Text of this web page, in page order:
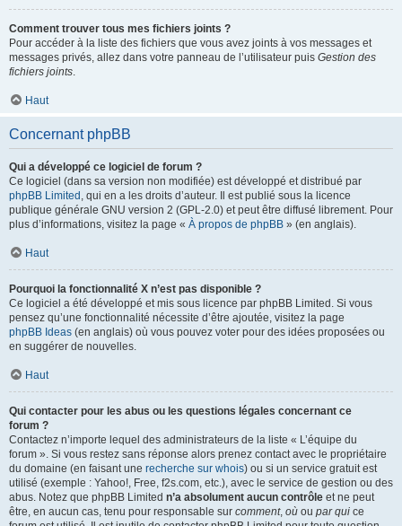
Comment trouver tous mes fichiers joints ?
Pour accéder à la liste des fichiers que vous avez joints à vos messages et
messages privés, allez dans votre panneau de l’utilisateur puis Gestion des
fichiers joints.
Haut
Concernant phpBB
Qui a développé ce logiciel de forum ?
Ce logiciel (dans sa version non modifiée) est développé et distribué par
phpBB Limited , qui en a les droits d’auteur. Il est publié sous la licence
publique générale GNU version 2 (GPL-2.0) et peut être diffusé librement. Pour
plus d’informations, visitez la page « À propos de phpBB » (en anglais).
Haut
Pourquoi la fonctionnalité X n’est pas disponible ?
Ce logiciel a été développé et mis sous licence par phpBB Limited. Si vous
pensez qu’une fonctionnalité nécessite d’être ajoutée, visitez la page
phpBB Ideas (en anglais) où vous pouvez voter pour des idées proposées ou
en suggérer de nouvelles.
Haut
Qui contacter pour les abus ou les questions légales concernant ce
forum ?
Contactez n’importe lequel des administrateurs de la liste « L’équipe du
forum ». Si vous restez sans réponse alors prenez contact avec le propriétaire
du domaine (en faisant une recherche sur whois) ou si un service gratuit est
utilisé (exemple : Yahoo!, Free, f2s.com, etc.), avec le service de gestion ou des
abus. Notez que phpBB Limited n’a absolument aucun contrôle et ne peut
être, en aucun cas, tenu pour responsable sur comment, où ou par qui ce